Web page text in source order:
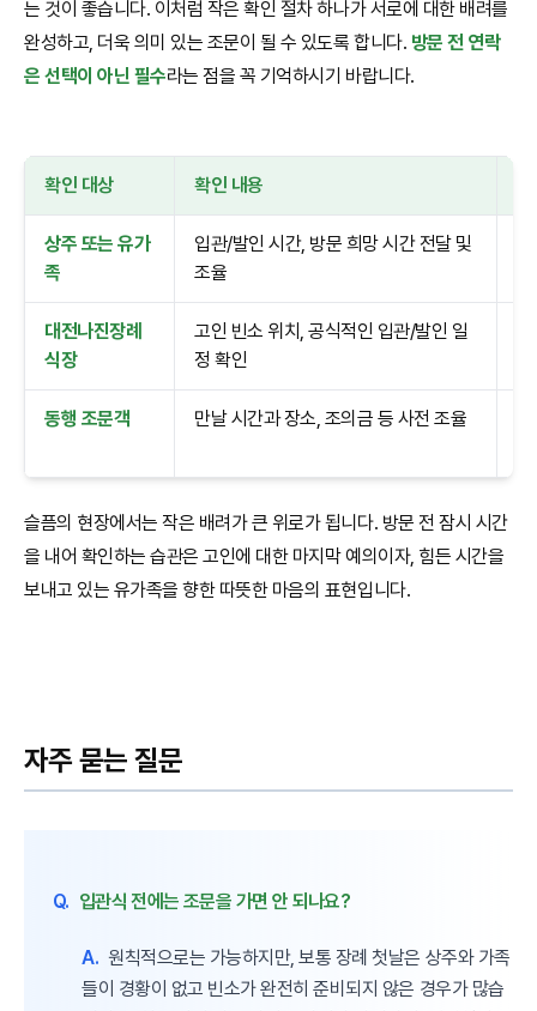
는 것이 좋습니다. 이처럼 작은 확인 절차 하나가 서로에 대한 배려를
완성하고, 더욱 의미 있는 조문이 될 수 있도록 합니다. 방문 전 연락
은 선택이 아닌 필수라는 점을 꼭 기억하시기 바랍니다.
확인 대상 확인 내용
상주 또는 유가
족
입관/발인 시간, 방문 희망 시간 전달 및
조율
대전나진장례
식장
고인 빈소 위치, 공식적인 입관/발인 일
정 확인
동행 조문객 만날 시간과 장소, 조의금 등 사전 조율
슬픔의 현장에서는 작은 배려가 큰 위로가 됩니다. 방문 전 잠시 시간
을 내어 확인하는 습관은 고인에 대한 마지막 예의이자, 힘든 시간을
보내고 있는 유가족을 향한 따뜻한 마음의 표현입니다.
자주 묻는 질문
Q. 입관식 전에는 조문을 가면 안 되나요?
A. 원칙적으로는 가능하지만, 보통 장례 첫날은 상주와 가족
들이 경황이 없고 빈소가 완전히 준비되지 않은 경우가 많습